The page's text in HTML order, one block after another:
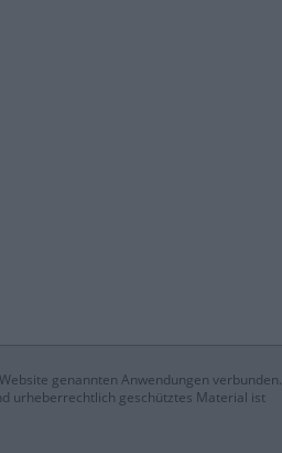
genannten Anwendungen verbunden.
urheberrechtlich geschütztes Material ist